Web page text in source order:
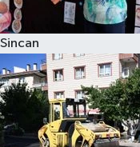
Sincan